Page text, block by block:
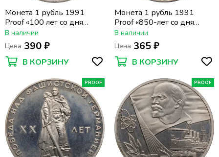
Монета 1 рубль 1991
Proof «100 лет со дня
рождения поэта К.В.
Иванова» капсула
В наличии
Цена 390 ₽
В КОРЗИНУ
Монета 1 рубль 1991
Proof «850-лет со дня
рождения поэта Низами
Гянджеви» капсула
В наличии
Цена 365 ₽
В КОРЗИНУ
PROOF PROOF